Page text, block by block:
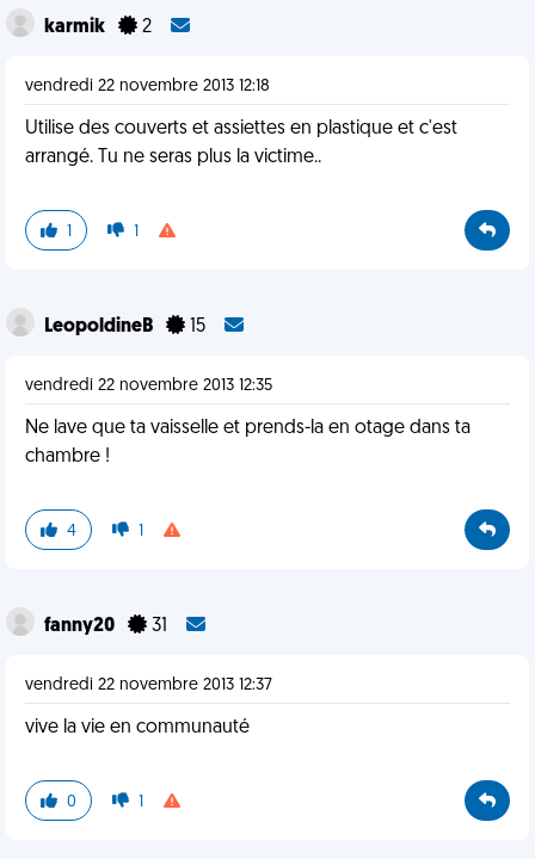
karmik 2
vendredi 22 novembre 2013 12:18
Utilise des couverts et assiettes en plastique et c'est
arrangé. Tu ne seras plus la victime..
1 1
LeopoldineB 15
vendredi 22 novembre 2013 12:35
Ne lave que ta vaisselle et prends-la en otage dans ta
chambre !
4 1
fanny20 31
vendredi 22 novembre 2013 12:37
vive la vie en communauté
0 1